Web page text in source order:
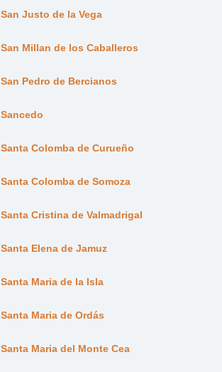
San Justo de la Vega
San Millan de los Caballeros
San Pedro de Bercianos
Sancedo
Santa Colomba de Curueño
Santa Colomba de Somoza
Santa Cristina de Valmadrigal
Santa Elena de Jamuz
Santa Maria de la Isla
Santa Maria de Ordás
Santa Maria del Monte Cea